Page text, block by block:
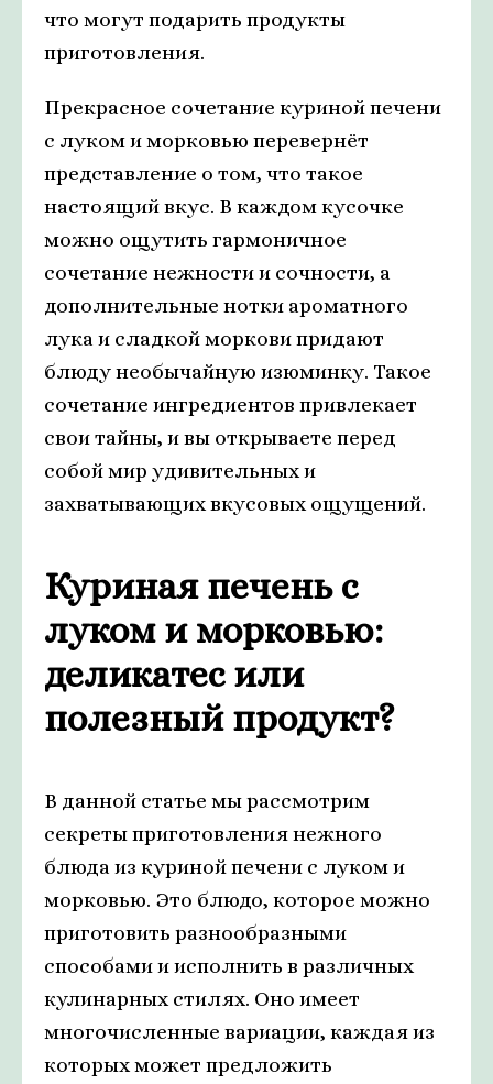
что могут подарить продукты
приготовления.
Прекрасное сочетание куриной печени
с луком и морковью перевернёт
представление о том, что такое
настоящий вкус. В каждом кусочке
можно ощутить гармоничное
сочетание нежности и сочности, а
дополнительные нотки ароматного
лука и сладкой моркови придают
блюду необычайную изюминку. Такое
сочетание ингредиентов привлекает
свои тайны, и вы открываете перед
собой мир удивительных и
захватывающих вкусовых ощущений.
Куриная печень с
луком и морковью:
деликатес или
полезный продукт?
В данной статье мы рассмотрим
секреты приготовления нежного
блюда из куриной печени с луком и
морковью. Это блюдо, которое можно
приготовить разнообразными
способами и исполнить в различных
кулинарных стилях. Оно имеет
многочисленные вариации, каждая из
которых может предложить